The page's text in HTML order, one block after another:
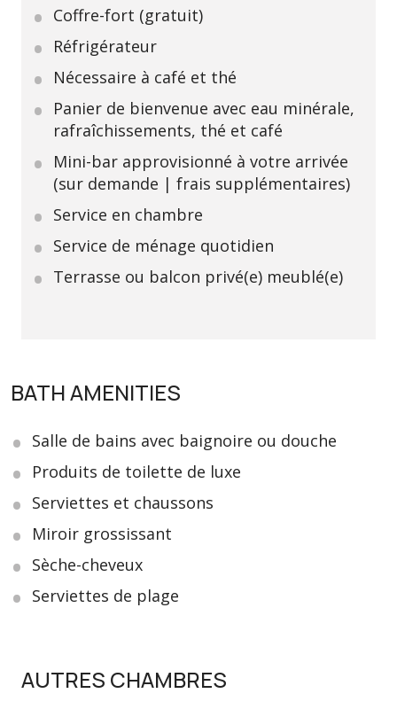
Coffre-fort (gratuit)
Réfrigérateur
Nécessaire à café et thé
Panier de bienvenue avec eau minérale,
rafraîchissements, thé et café
Mini-bar approvisionné à votre arrivée
(sur demande | frais supplémentaires)
Service en chambre
Service de ménage quotidien
Terrasse ou balcon privé(e) meublé(e)
BATH AMENITIES
Salle de bains avec baignoire ou douche
Produits de toilette de luxe
Serviettes et chaussons
Miroir grossissant
Sèche-cheveux
Serviettes de plage
AUTRES CHAMBRES